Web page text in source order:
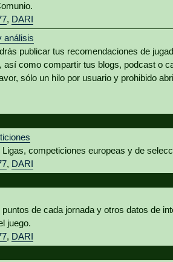
, DARI
análisis
publicar tus recomendaciones de
así como compartir tus blogs, podcast o
sólo un hilo por usuario y prohibido
Ligas, competiciones europeas y de
, DARI
de cada jornada y otros datos de
juego.
, DARI